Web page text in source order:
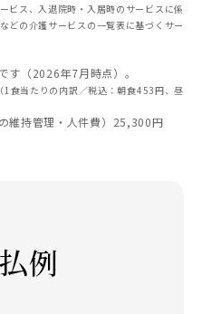
ビス、入退院時・入居時のサービスに係
どの介護サービスの一覧表に基づくサー
（2026年7月時点）。
食当たりの内訳／税込：朝食453円、昼
維持管理・人件費） 25,300円
例